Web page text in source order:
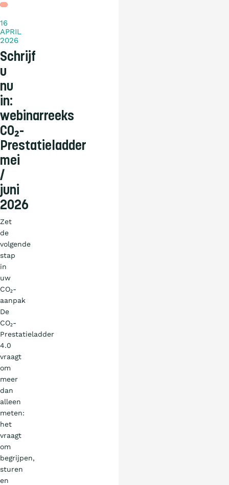
16
APRIL
2026
Schrijf
u
nu
in:
webinarreeks
CO₂-
Prestatieladder
mei
/
juni
2026
Zet
de
volgende
stap
in
uw
CO₂-
aanpak
De
CO₂-
Prestatieladder
4.0
vraagt
om
meer
dan
alleen
meten:
het
vraagt
om
begrijpen,
sturen
en